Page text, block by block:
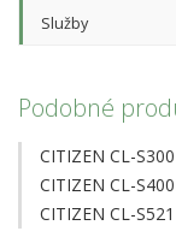
Služby
Podobné
CITIZEN CL-S300
CITIZEN CL-
CITIZEN CL-S521